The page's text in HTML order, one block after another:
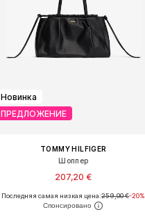
Новинка
ПРЕДЛОЖЕНИЕ
TOMMY HILFIGER
Шоппер
207,20 €
Доступные размеры: One Size
Последняя самая низкая цена:259,00 €-20%